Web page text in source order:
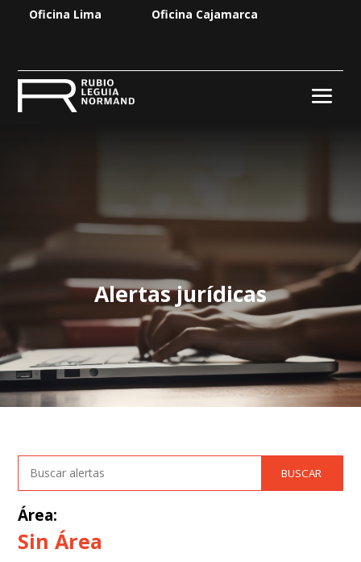
Oficina Lima Oficina Cajamarca
Alertas jurídicas
Área:
Sin Área